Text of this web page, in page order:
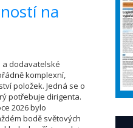
na
a dodavatelské
komplexní,
položek. Jedná se o
potřebuje dirigenta.
2026 bylo
bodě světových